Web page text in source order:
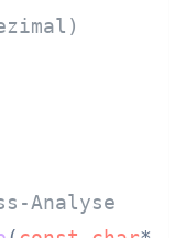
Analyse